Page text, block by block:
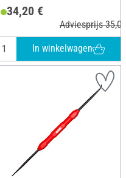
34,20 €
Adviesprijs
In winkelwagen